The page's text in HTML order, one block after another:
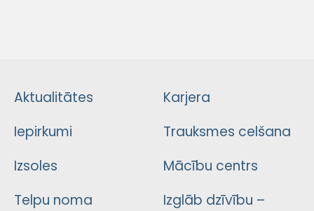
Aktualitātes
Iepirkumi
Izsoles
Telpu noma
Karjera
Trauksmes celšana
Mācību centrs
Izglāb dzīvību –